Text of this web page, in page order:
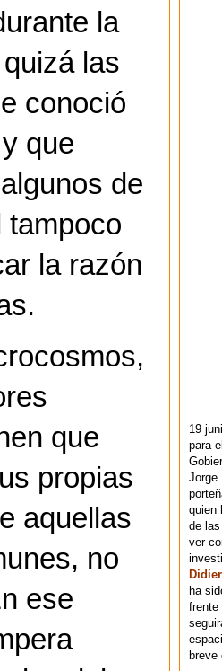
la
las
conoció
que
de
tampoco
la razón
que
propias
aquellas
no
ese
19
para
Jorge
quien
de
ver
Didier
ha
frente
breve